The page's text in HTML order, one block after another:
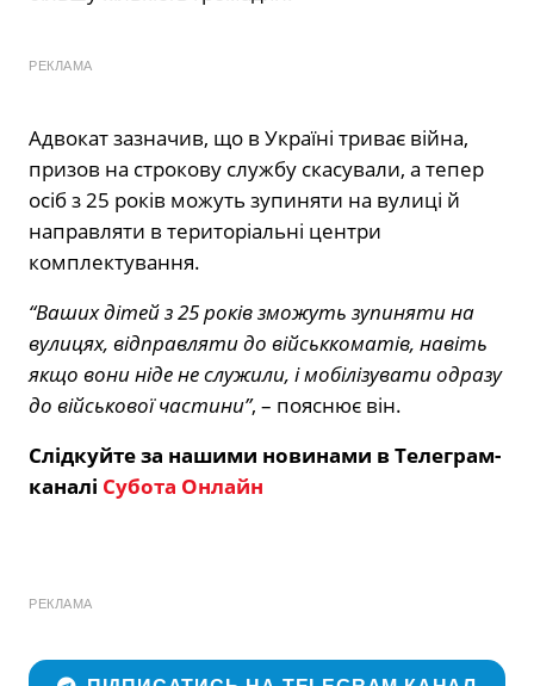
РЕКЛАМА
Адвокат зазначив, що в Україні триває війна,
призов на строкову службу скасували, а тепер
осіб з 25 років можуть зупиняти на вулиці й
направляти в територіальні центри
комплектування.
“Ваших дітей з 25 років зможуть зупиняти на
вулицях, відправляти до військкоматів, навіть
якщо вони ніде не служили, і мобілізувати одразу
до військової частини”, – пояснює він.
Слідкуйте за нашими новинами в Телеграм-
каналі Субота Онлайн
РЕКЛАМА